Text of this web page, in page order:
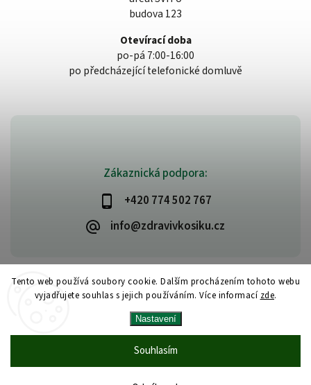
Tento web používá soubory cookie. Dalším procházením tohoto webu
vyjadřujete souhlas s jejich používáním. Více informací zde.
Nastavení
Souhlasím
Zákaznická podpora:
+420 774 502 767
info@zdravivkosiku.cz
budova 123
Otevírací doba
po-pá 7:00-16:00
po předcházející telefonické domluvě
www.zdravivkosiku.cz
Upravit nastavení cookies
VytvořilShoptet | Design